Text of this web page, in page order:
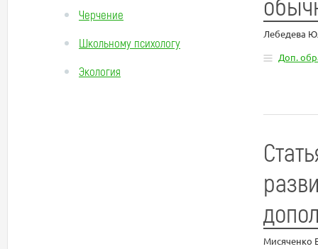
Черчение
Школьному психологу
Экология
Лебедева
Доп.
Мисяченко